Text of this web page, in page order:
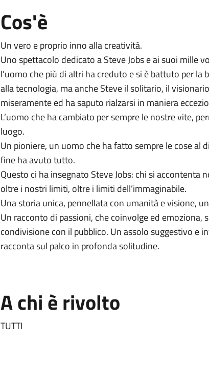
Cos'è
Un vero e proprio inno alla creatività.
Uno spettacolo dedicato a Steve Jobs e ai suoi mille
l’uomo che più di altri ha creduto e si è battuto per la
alla tecnologia, ma anche Steve il solitario, il
miseramente ed ha saputo rialzarsi in maniera
L’uomo che ha cambiato per sempre le nostre vite,
luogo.
Un pioniere, un uomo che ha fatto sempre le cose al
fine ha avuto tutto.
Questo ci ha insegnato Steve Jobs: chi si accontenta
oltre i nostri limiti, oltre i limiti dell’immaginabile.
Una storia unica, pennellata con umanità e visione,
Un racconto di passioni, che coinvolge ed
condivisione con il pubblico. Un assolo suggestivo e
racconta sul palco in profonda solitudine.
A chi è rivolto
TUTTI